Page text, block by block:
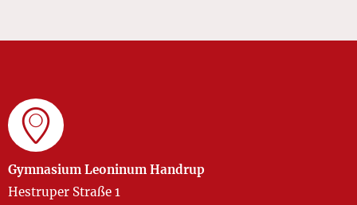
Gymnasium Leoninum Handrup
Hestruper Straße 1